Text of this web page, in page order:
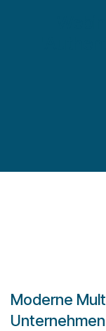
Moderne
Unternehmen